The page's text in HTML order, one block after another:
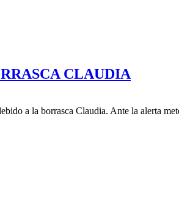
CLAUDIA
a la borrasca Claudia. Ante la alerta